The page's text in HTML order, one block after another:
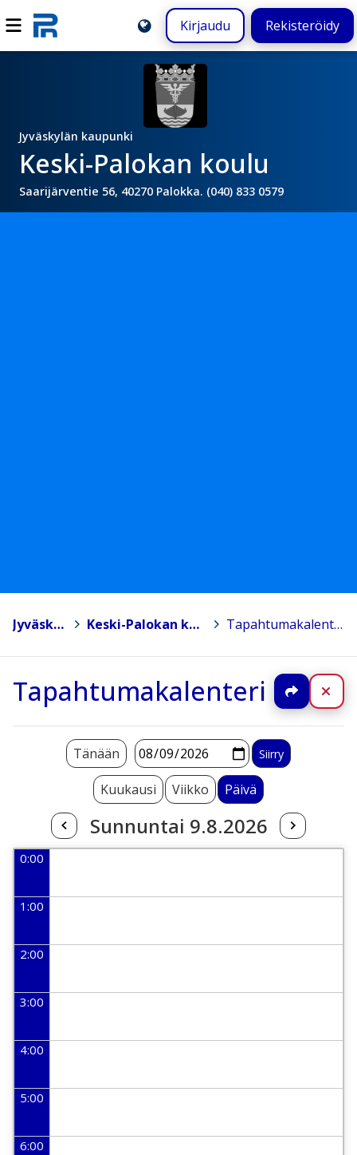
Kirjaudu Rekisteröidy
Jyväskylän kaupunki
Keski-Palokan koulu
Saarijärventie 56, 40270 Palokka. (040) 833 0579
Jyväskylä > Keski-Palokan koulu > Tapahtumakalenteri
Tapahtumakalenteri Jaa
Kuukausi Viikko Päivä
Sunnuntai 9.8.2026
Tänään
0:00
1:00
2:00
3:00
4:00
5:00
6:00